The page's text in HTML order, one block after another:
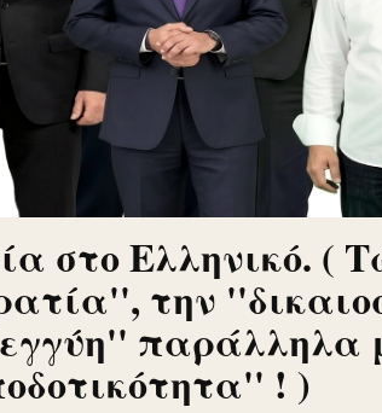
στο Ελληνικό. (
την
παράλληλα
! )